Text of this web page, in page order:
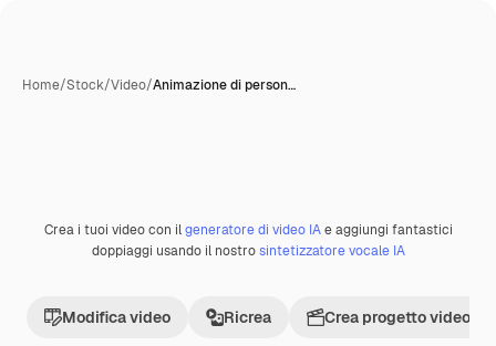
Home/Stock/Video/Animazione di person…
Premium
Crea i tuoi video con ilgeneratore di video IAe aggiungi fantastici
doppiaggi usando il nostrosintetizzatore vocale IA
Modifica video Ricrea Crea progetto video